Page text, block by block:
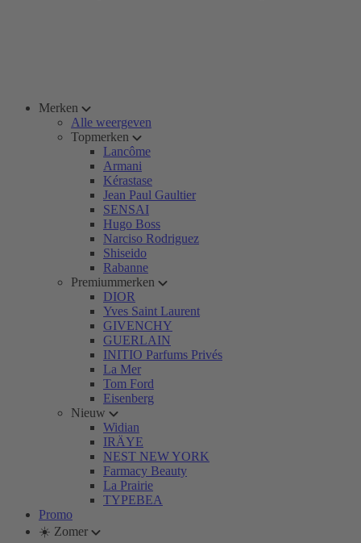
Merken
Alle weergeven
Topmerken
Lancôme
Armani
Kérastase
Jean Paul Gaultier
SENSAI
Hugo Boss
Narciso Rodriguez
Shiseido
Rabanne
Premiummerken
DIOR
Yves Saint Laurent
GIVENCHY
GUERLAIN
INITIO Parfums Privés
La Mer
Tom Ford
Eisenberg
Nieuw
Widian
IRÄYE
NEST NEW YORK
Farmacy Beauty
La Prairie
TYPEBEA
Promo
☀️ Zomer